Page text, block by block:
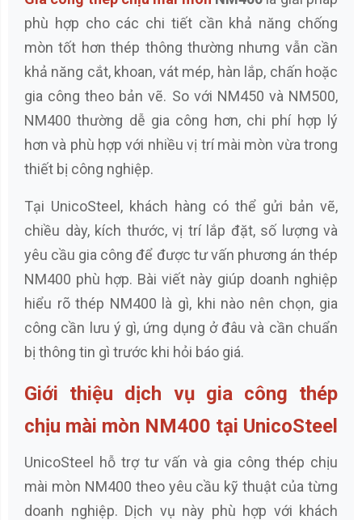
phù hợp cho các chi tiết cần khả năng chống
mòn tốt hơn thép thông thường nhưng vẫn cần
khả năng cắt, khoan, vát mép, hàn lắp, chấn hoặc
gia công theo bản vẽ. So với NM450 và NM500,
NM400 thường dễ gia công hơn, chi phí hợp lý
hơn và phù hợp với nhiều vị trí mài mòn vừa trong
thiết bị công nghiệp.
Tại UnicoSteel, khách hàng có thể gửi bản vẽ,
chiều dày, kích thước, vị trí lắp đặt, số lượng và
yêu cầu gia công để được tư vấn phương án thép
NM400 phù hợp. Bài viết này giúp doanh nghiệp
hiểu rõ thép NM400 là gì, khi nào nên chọn, gia
công cần lưu ý gì, ứng dụng ở đâu và cần chuẩn
bị thông tin gì trước khi hỏi báo giá.
Giới thiệu dịch vụ gia công thép
chịu mài mòn NM400 tại UnicoSteel
UnicoSteel hỗ trợ tư vấn và gia công thép chịu
mài mòn NM400 theo yêu cầu kỹ thuật của từng
doanh nghiệp. Dịch vụ này phù hợp với khách